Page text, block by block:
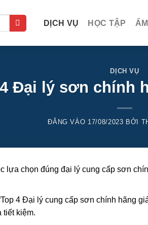
DỊCH VỤ HỌC TẬP
DỊCH VỤ
Đại lý sơn chính
ĐĂNG VÀO 17/08/2023 BỞI
lựa chọn đúng đại lý cung cấp sơn
4 Đại lý cung cấp sơn chính hãng
tiết kiệm.